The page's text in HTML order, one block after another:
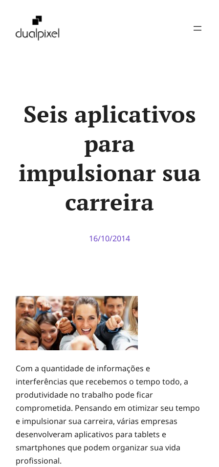
Seis aplicativos
para
impulsionar sua
carreira
16/10/2014
Com a quantidade de informações e
interferências que recebemos o tempo todo, a
produtividade no trabalho pode ficar
comprometida. Pensando em otimizar seu tempo
e impulsionar sua carreira, várias empresas
desenvolveram aplicativos para tablets e
smartphones que podem organizar sua vida
profissional.